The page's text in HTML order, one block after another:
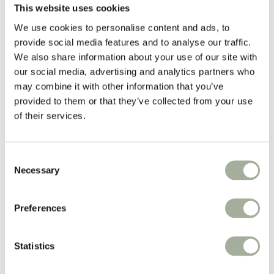
This website uses cookies
We use cookies to personalise content and ads, to
provide social media features and to analyse our traffic.
We also share information about your use of our site with
our social media, advertising and analytics partners who
may combine it with other information that you’ve
provided to them or that they’ve collected from your use
of their services.
Selection
Necessary
Preferences
Statistics
Apotheek
Populaire merken:
Advantage
Milbemax
PUUR
Ropa
Weekacties!
Boxen
Nieuw
Koopjeshoek